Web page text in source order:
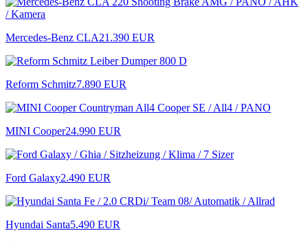
Mercedes-Benz CLA21.390 EUR
Reform Schmitz7.890 EUR
MINI Cooper24.990 EUR
Ford Galaxy2.490 EUR
Hyundai Santa5.490 EUR